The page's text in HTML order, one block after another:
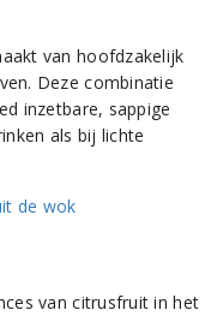
van hoofdzakelijk
Deze combinatie
inzetbare, sappige
als bij lichte
van citrusfruit in het